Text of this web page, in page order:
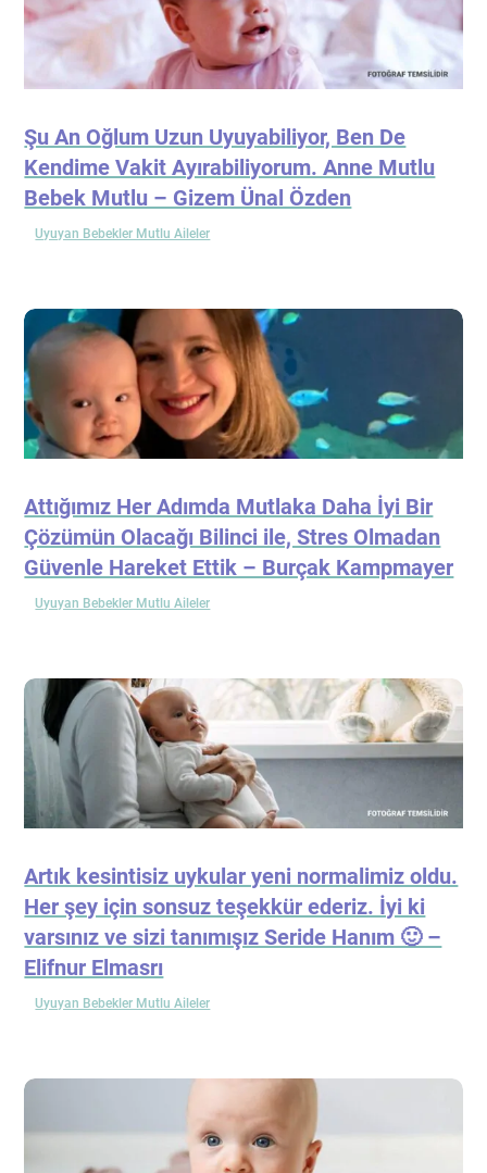
Şu An Oğlum Uzun Uyuyabiliyor, Ben De
Kendime Vakit Ayırabiliyorum. Anne Mutlu
Bebek Mutlu – Gizem Ünal Özden
Uyuyan Bebekler Mutlu Aileler
Attığımız Her Adımda Mutlaka Daha İyi Bir
Çözümün Olacağı Bilinci ile, Stres Olmadan
Güvenle Hareket Ettik – Burçak Kampmayer
Uyuyan Bebekler Mutlu Aileler
Artık kesintisiz uykular yeni normalimiz oldu.
Her şey için sonsuz teşekkür ederiz. İyi ki
varsınız ve sizi tanımışız Seride Hanım 🙂 –
Elifnur Elmasrı
Uyuyan Bebekler Mutlu Aileler